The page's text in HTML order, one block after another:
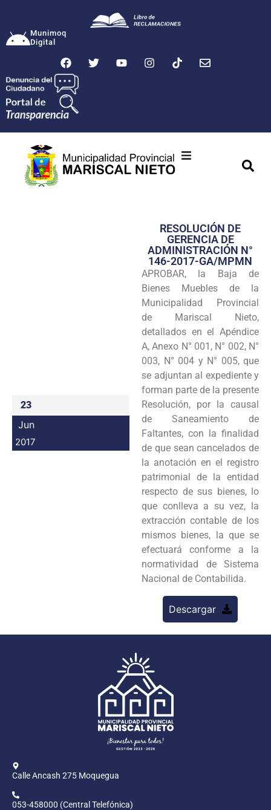
Munimoq
Digital
Transparencia
Seguridad
Programas
Intranet
23
Jun
2017
RESOLUCIÓN DE
GERENCIA DE
ADMINISTRACIÓN N°
146-2017-GA/MPMN
APROBAR, la Baja de
Bienes Muebles de la
Municipalidad Provincial
de Mariscal Nieto,
detallados en el Apéndice
A, Anexo N° 001, N° 002, N°
003, N° 004 y N° 005, que
se adjuntan al expediente y
forman parte de la presente
Resolución, por la causal
de Saneamiento de
Faltantes, con la finalidad
de que sean cancelados de
la anotación en el registro
patrimonial de la entidad
respecto de sus bienes, lo
que conlleva a su vez, la
extracción contable de los
mismos bienes, la que se
efectuará conforme a la
normatividad de Sistema
Nacional de Contabilida.
Descargar
Calle Ancash 275 Moquegua
053-458000 (Central Telefónica)